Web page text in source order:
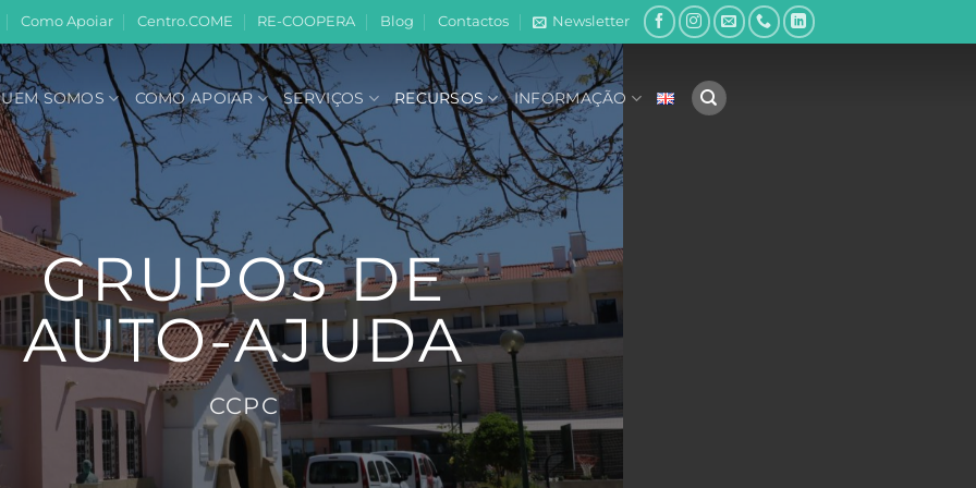
Como Apoiar Centro.COME RE-COOPERA Blog Contactos Newsletter
SOMOS COMO APOIAR SERVIÇOS RECURSOS INFORMAÇÃO
GRUPOS DE
AUTO-AJUDA
CCPC